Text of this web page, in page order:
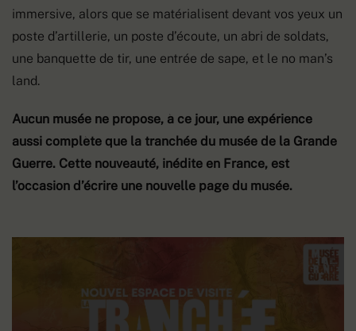
immersive, alors que se matérialisent devant vos yeux un
poste d’artillerie, un poste d’écoute, un abri de soldats,
une banquette de tir, une entrée de sape, et le no man’s
land.
Aucun musée ne propose, à ce jour, une expérience
aussi complète que la tranchée du musée de la Grande
Guerre. Cette nouveauté, inédite en France, est
l’occasion d’écrire une nouvelle page du musée.